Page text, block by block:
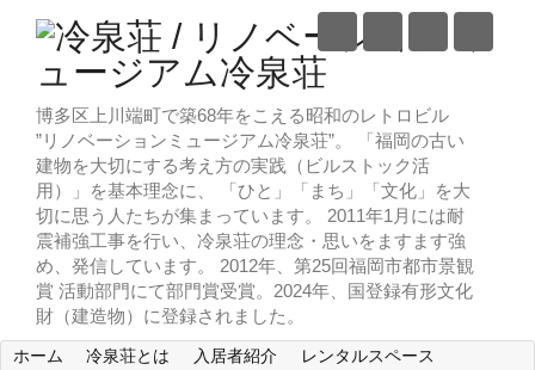
博多区上川端町で築68年をこえる昭和のレトロビル
”リノベーションミュージアム冷泉荘”。 「福岡の古い
建物を大切にする考え方の実践（ビルストック活
用）」を基本理念に、 「ひと」「まち」「文化」を大
切に思う人たちが集まっています。 2011年1月には耐
震補強工事を行い、冷泉荘の理念・思いをますます強
め、発信しています。 2012年、第25回福岡市都市景観
賞 活動部門にて部門賞受賞。2024年、国登録有形文化
財（建造物）に登録されました。
ホーム 冷泉荘とは 入居者紹介
レンタルスペース